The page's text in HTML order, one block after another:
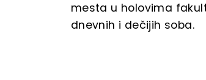
mesta u holovima
dnevnih i dečijih soba.